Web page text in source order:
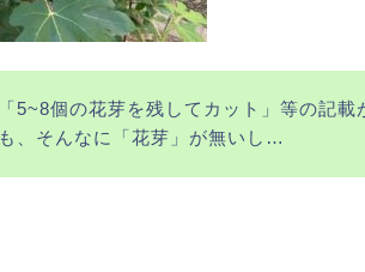
「5~8個の花芽を残してカット」等の記
も、そんなに「花芽」が無いし…